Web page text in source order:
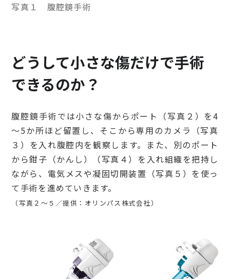
写真１ 腹腔鏡手術
どうして小さな傷だけで手術
できるのか？
腹腔鏡手術では小さな傷からポート（写真２）を4
～5か所ほど留置し、そこから専用のカメラ（写真
３）を入れ腹腔内を観察します。また、別のポート
から鉗子（かんし）（写真４）を入れ組織を把持し
ながら、電気メスや凝固切開装置（写真５）を使っ
て手術を進めていきます。
（写真２～５／提供：オリンパス株式会社）